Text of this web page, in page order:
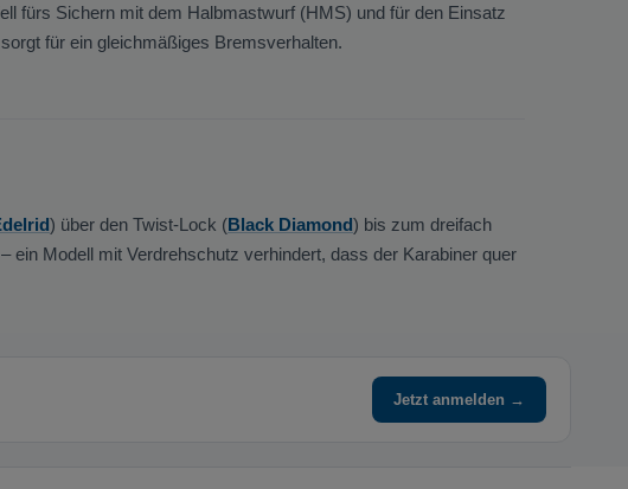
fürs Sichern mit dem Halbmastwurf (HMS) und für den Einsatz
für ein gleichmäßiges Bremsverhalten.
) über den Twist-Lock (Black Diamond) bis zum dreifach
Modell mit Verdrehschutz verhindert, dass der Karabiner quer
Jetzt anmelden →